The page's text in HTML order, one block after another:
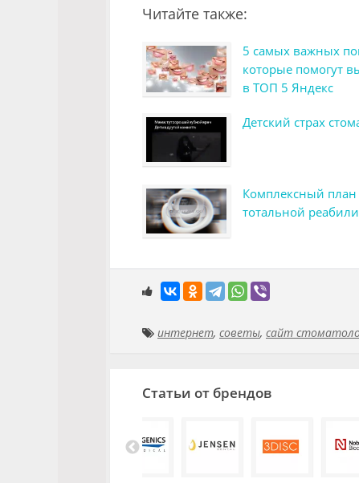
Читайте также:
5 самых важных
которые помогут
в ТОП 5 Яндекс
Детский страх
Комплексный план
тотальной
интернет, советы, сайт
Статьи от брендов